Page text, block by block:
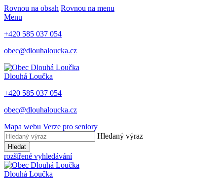
Rovnou na obsah Rovnou na menu
Menu
+420 585 037 054
obec@dlouhaloucka.cz
Dlouhá Loučka
+420 585 037 054
obec@dlouhaloucka.cz
Mapa webu Verze pro seniory
Hledaný výraz
Hledat
rozšířené vyhledávání
Dlouhá Loučka